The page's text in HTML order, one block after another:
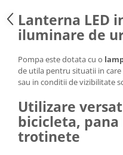
Lanterna LED
iluminare de
Pompa este dotata cu o
de utila pentru situatii in
sau in conditii de vizibilitate
Utilizare
bicicleta, pana
trotinete